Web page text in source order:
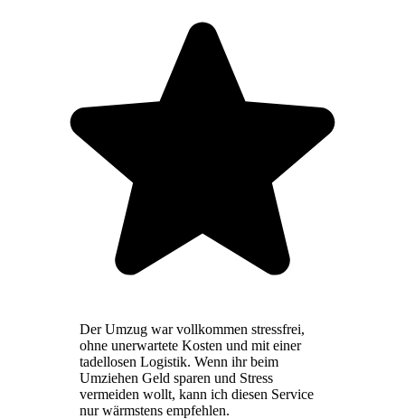
Der Umzug war vollkommen stressfrei,
ohne unerwartete Kosten und mit einer
tadellosen Logistik. Wenn ihr beim
Umziehen Geld sparen und Stress
vermeiden wollt, kann ich diesen Service
nur wärmstens empfehlen.